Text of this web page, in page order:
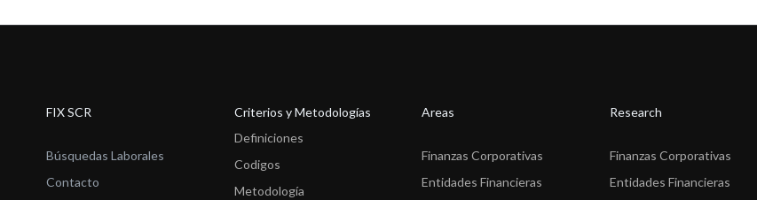
FIX SCR
Búsquedas Laborales
Contacto
Criterios y Metodologías
Definiciones
Codigos
Metodología
Areas
Finanzas Corporativas
Entidades Financieras
Research
Finanzas Corporativas
Entidades Financieras